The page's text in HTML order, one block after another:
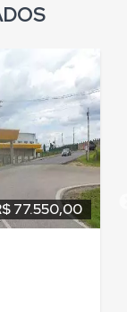
77.550,00